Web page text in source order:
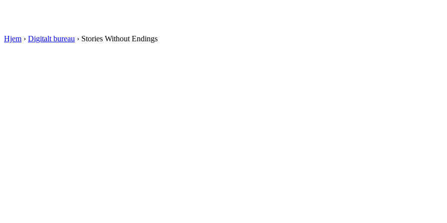
Hjem › Digitalt bureau › Stories Without Endings